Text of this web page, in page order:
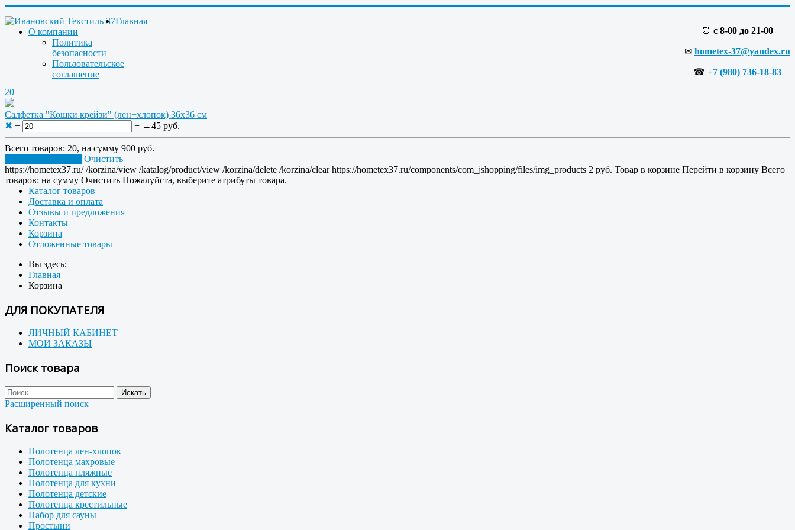
⏰ с 8-00 до 21-00
✉ hometex-37@yandex.ru
☎ +7 (980) 736-18-83
20
Салфетка "Кошки крейзи" (лен+хлопок) 36x36 см
✖ − + →45 руб.
Всего товаров: 20, на сумму 900 руб.
Очистить
https://hometex37.ru/ /korzina/view /katalog/product/view /korzina/delete /korzina/clear https://hometex37.ru/components/com_jshopping/files/img_products 2 руб. Товар в корзине Перейти в корзину Всего
товаров: на сумму Очистить Пожалуйста, выберите атрибуты товара.
Главная
О компании
Политика
безопасности
Пользовательское
соглашение
Каталог товаров
Доставка и оплата
Отзывы и предложения
Контакты
Корзина
Отложенные товары
Вы здесь:
Главная
Корзина
ДЛЯ ПОКУПАТЕЛЯ
ЛИЧНЫЙ КАБИНЕТ
МОИ ЗАКАЗЫ
Поиск товара
Расширенный поиск
Каталог товаров
Полотенца лен-хлопок
Полотенца махровые
Полотенца пляжные
Полотенца для кухни
Полотенца детские
Полотенца крестильные
Набор для сауны
Простыни